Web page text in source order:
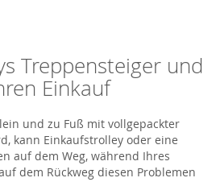
Treppensteiger und
Einkauf
und zu Fuß mit vollgepackter
kann Einkaufstrolley oder eine
auf dem Weg, während Ihres
dem Rückweg diesen Problemen